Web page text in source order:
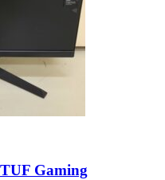
Gaming